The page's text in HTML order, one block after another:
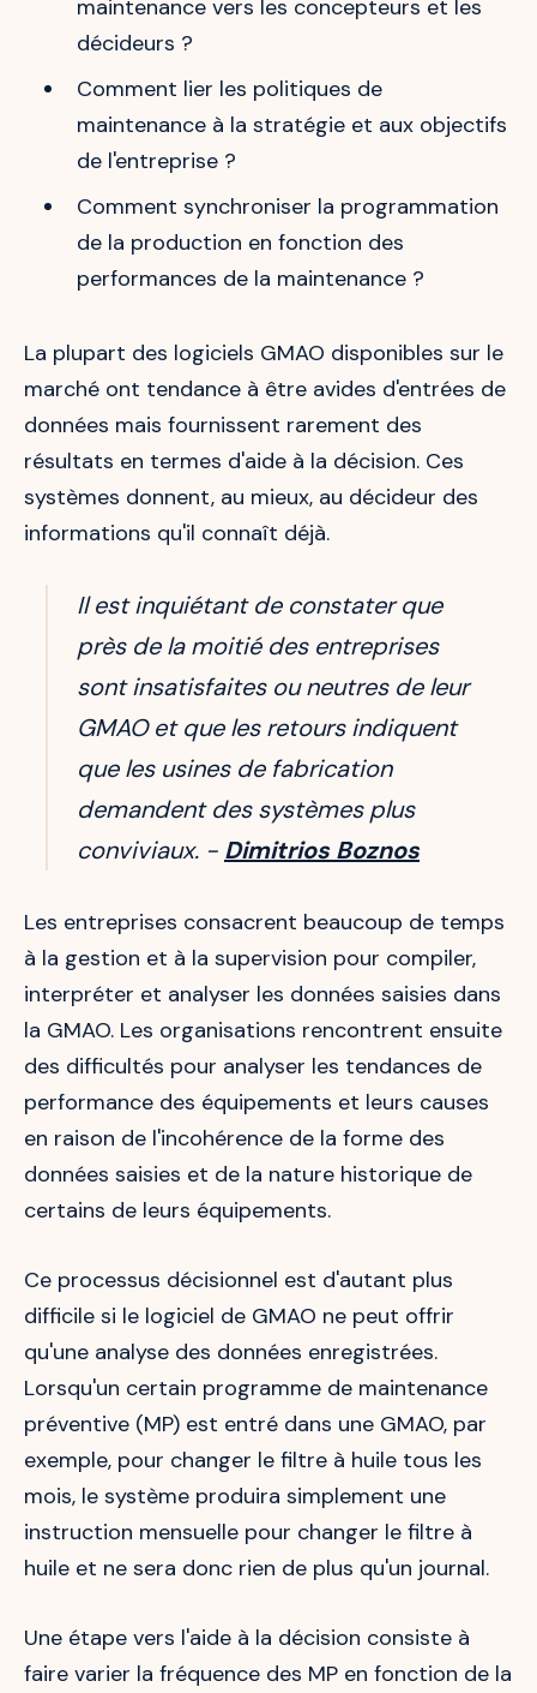
maintenance vers les concepteurs et les
décideurs ?
Comment lier les politiques de
maintenance à la stratégie et aux objectifs
de l'entreprise ?
Comment synchroniser la programmation
de la production en fonction des
performances de la maintenance ?
La plupart des logiciels GMAO disponibles sur le
marché ont tendance à être avides d'entrées de
données mais fournissent rarement des
résultats en termes d'aide à la décision. Ces
systèmes donnent, au mieux, au décideur des
informations qu'il connaît déjà.
Il est inquiétant de constater que
près de la moitié des entreprises
sont insatisfaites ou neutres de leur
GMAO et que les retours indiquent
que les usines de fabrication
demandent des systèmes plus
conviviaux. - Dimitrios Boznos
Les entreprises consacrent beaucoup de temps
à la gestion et à la supervision pour compiler,
interpréter et analyser les données saisies dans
la GMAO. Les organisations rencontrent ensuite
des difficultés pour analyser les tendances de
performance des équipements et leurs causes
en raison de l'incohérence de la forme des
données saisies et de la nature historique de
certains de leurs équipements.
Ce processus décisionnel est d'autant plus
difficile si le logiciel de GMAO ne peut offrir
qu'une analyse des données enregistrées.
Lorsqu'un certain programme de maintenance
préventive (MP) est entré dans une GMAO, par
exemple, pour changer le filtre à huile tous les
mois, le système produira simplement une
instruction mensuelle pour changer le filtre à
huile et ne sera donc rien de plus qu'un journal.
Une étape vers l'aide à la décision consiste à
faire varier la fréquence des MP en fonction de la